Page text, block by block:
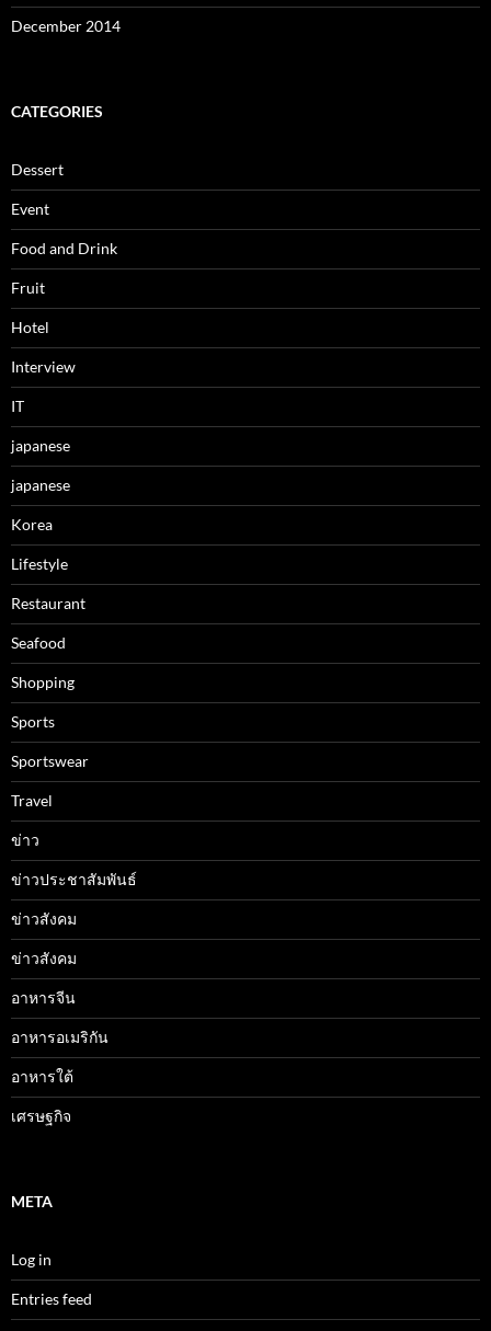
December 2014
CATEGORIES
Dessert
Event
Food and Drink
Fruit
Hotel
Interview
IT
japanese
japanese
Korea
Lifestyle
Restaurant
Seafood
Shopping
Sports
Sportswear
Travel
ข่าว
ข่าวประชาสัมพันธ์
ข่าวสังคม
ข่าวสังคม
อาหารจีน
อาหารอเมริกัน
อาหารใต้
เศรษฐกิจ
META
Log in
Entries feed